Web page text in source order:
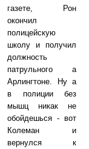
газете, Рон
окончил
полицейскую
школу и получил
должность
патрульного а
Арлингтоне. Ну а
в полиции без
мышц никак не
обойдешься - вот
Колеман и
вернулся к